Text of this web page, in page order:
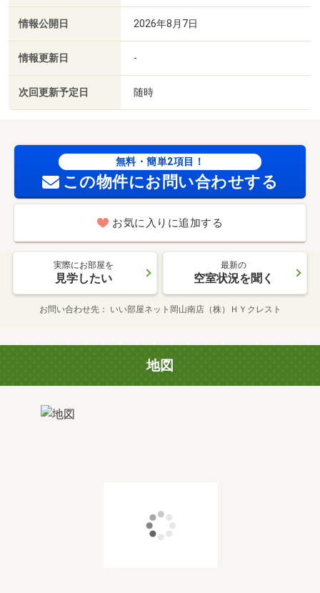
情報公開日 2026年8月7日
情報更新日 -
次回更新予定日 随時
無料・簡単2項目！
この物件にお問い合わせする
お気に入りに追加する
実際にお部屋を
見学したい
最新の
空室状況を聞く
お問い合わせ先 いい部屋ネット岡山南店（株）ＨＹクレスト
地図